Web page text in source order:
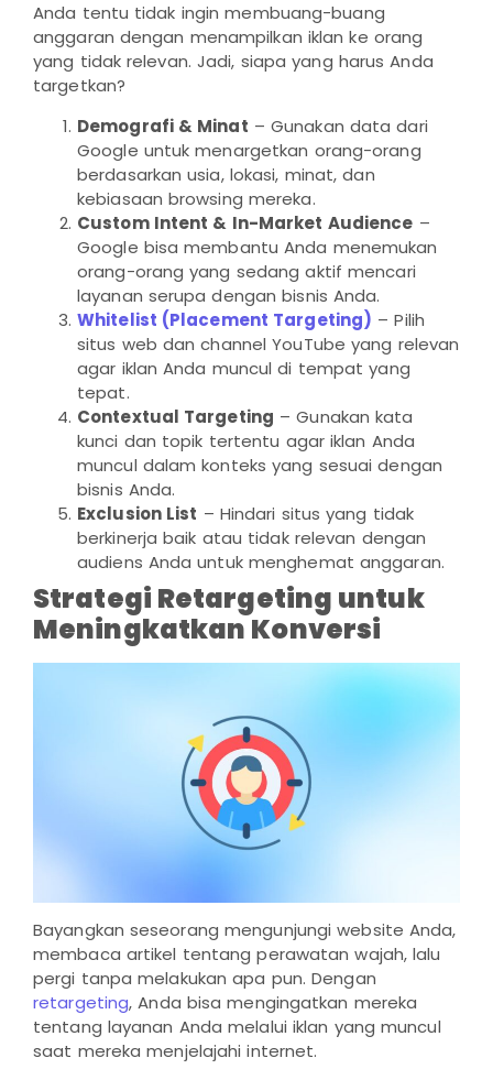
Anda tentu tidak ingin membuang-buang
anggaran dengan menampilkan iklan ke orang
yang tidak relevan. Jadi, siapa yang harus Anda
targetkan?
Demografi & Minat – Gunakan data dari
Google untuk menargetkan orang-orang
berdasarkan usia, lokasi, minat, dan
kebiasaan browsing mereka.
Custom Intent & In-Market Audience –
Google bisa membantu Anda menemukan
orang-orang yang sedang aktif mencari
layanan serupa dengan bisnis Anda.
Whitelist (Placement Targeting) – Pilih
situs web dan channel YouTube yang relevan
agar iklan Anda muncul di tempat yang
tepat.
Contextual Targeting – Gunakan kata
kunci dan topik tertentu agar iklan Anda
muncul dalam konteks yang sesuai dengan
bisnis Anda.
Exclusion List – Hindari situs yang tidak
berkinerja baik atau tidak relevan dengan
audiens Anda untuk menghemat anggaran.
Strategi Retargeting untuk
Meningkatkan Konversi
Bayangkan seseorang mengunjungi website Anda,
membaca artikel tentang perawatan wajah, lalu
pergi tanpa melakukan apa pun. Dengan
retargeting, Anda bisa mengingatkan mereka
tentang layanan Anda melalui iklan yang muncul
saat mereka menjelajahi internet.